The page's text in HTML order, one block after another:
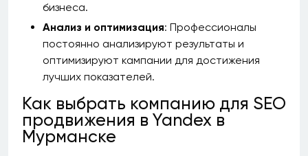
бизнеса.
Анализ и оптимизация: Профессионалы
постоянно анализируют результаты и
оптимизируют кампании для достижения
лучших показателей.
Как выбрать компанию для SEO
продвижения в Yandex в
Мурманске